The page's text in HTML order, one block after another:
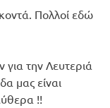
Πολλοί εδώ
για την Λευτεριά
μας είναι
!!